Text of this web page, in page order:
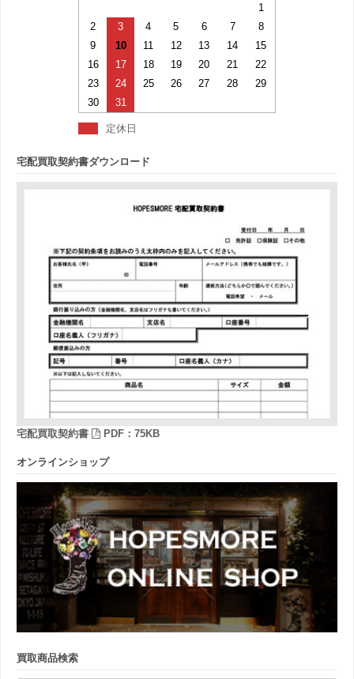
1
2
3 4 5 6 7
8
9
10 11 12 13 14
15
16
17 18 19 20 21
22
23
24 25 26 27 28
29
30
31
定休日
宅配買取契約書ダウンロード
宅配買取契約書 PDF：75KB
オンラインショップ
買取商品検索